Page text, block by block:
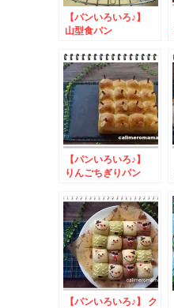
【パンいろいろ♪】
山型食パン
【パンいろいろ♪】
りんごちぎりパン
【パンいろいろ♪】 ク